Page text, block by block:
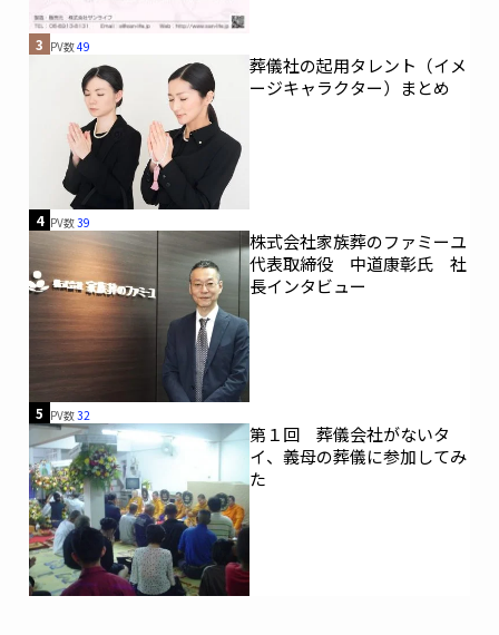
3 PV数49
葬儀社の起用タレント（イメ
ージキャラクター）まとめ
4 PV数39
株式会社家族葬のファミーユ
代表取締役 中道康彰氏 社
長インタビュー
5 PV数32
第１回 葬儀会社がないタ
イ、義母の葬儀に参加してみ
た